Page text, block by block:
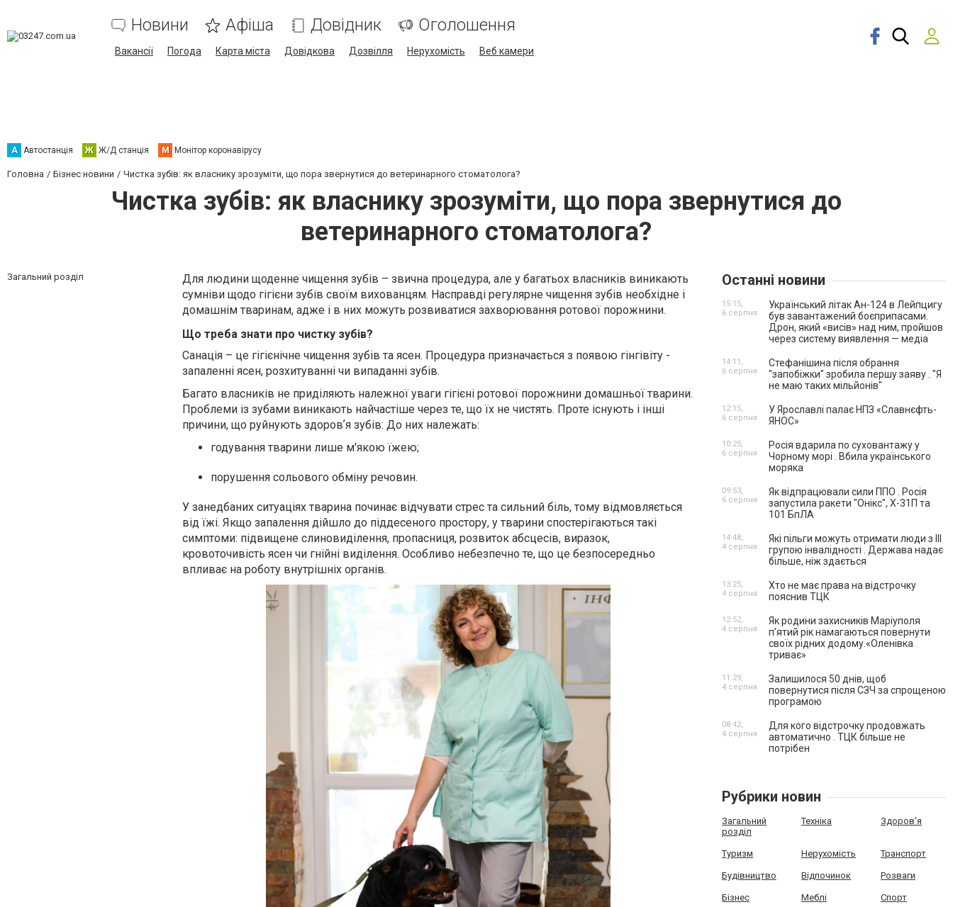
Новини Афіша Довідник Оголошення
Вакансії Погода Карта міста Довідкова Дозвілля Нерухомість Веб камери
А Автостанція Ж Ж/Д станція М Монітор коронавірусу
Головна Бізнес новини Чистка зубів: як власнику зрозуміти, що пора звернутися до ветеринарного стоматолога?
Чистка зубів: як власнику зрозуміти, що пора звернутися до
ветеринарного стоматолога?
Загальний розділ
Для людини щоденне чищення зубів – звична процедура, але у багатьох власників виникають
сумніви щодо гігієни зубів своїм вихованцям. Насправді регулярне чищення зубів необхідне і
домашнім тваринам, адже і в них можуть розвиватися захворювання ротової порожнини.
Що треба знати про чистку зубів?
Санація – це гігієнічне чищення зубів та ясен. Процедура призначається з появою гінгівіту -
запаленні ясен, розхитуванні чи випаданні зубів.
Багато власників не приділяють належної уваги гігієні ротової порожнини домашньої тварини.
Проблеми із зубами виникають найчастіше через те, що їх не чистять. Проте існують і інші
причини, що руйнують здоровʼя зубів: До них належать:
годування тварини лише м'якою їжею;
порушення сольового обміну речовин.
У занедбаних ситуаціях тварина починає відчувати стрес та сильний біль, тому відмовляється
від їжі. Якщо запалення дійшло до піддесеного простору, у тварини спостерігаються такі
симптоми: підвищене слиновиділення, пропасниця, розвиток абсцесів, виразок,
кровоточивість ясен чи гнійні виділення. Особливо небезпечно те, що це безпосередньо
впливає на роботу внутрішніх органів.
Останні новини
Український літак Ан-124 в Лейпцигу
був завантажений боєприпасами.
Дрон, який «висів» над ним, пройшов
через систему виявлення — медіа
15:15,
6 серпня
Стефанішина після обрання
"запобіжки" зробила першу заяву . "Я
не маю таких мільйонів"
14:11,
6 серпня
У Ярославлі палає НПЗ «Славнєфть-
ЯНОС»
12:15,
6 серпня
Росія вдарила по суховантажу у
Чорному морі . Вбила українського
моряка
10:25,
6 серпня
Як відпрацювали сили ППО . Росія
запустила ракети "Онікс", Х-31П та
101 БпЛА
09:53,
6 серпня
Які пільги можуть отримати люди з III
групою інвалідності . Держава надає
більше, ніж здається
14:48,
4 серпня
Хто не має права на відстрочку
пояснив ТЦК
13:25,
4 серпня
Як родини захисників Маріуполя
пʼятий рік намагаються повернути
своїх рідних додому.«Оленівка
триває»
12:52,
4 серпня
Залишилося 50 днів, щоб
повернутися після СЗЧ за спрощеною
програмою
11:29,
4 серпня
Для кого відстрочку продовжать
автоматично . ТЦК більше не
потрібен
08:42,
4 серпня
Рубрики новин
Загальний
розділ
Техніка Здоров'я
Туризм Нерухомість Транспорт
Будівництво Відпочинок Розваги
Бізнес Меблі Спорт